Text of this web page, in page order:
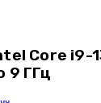
Core i9-
9 ГГц